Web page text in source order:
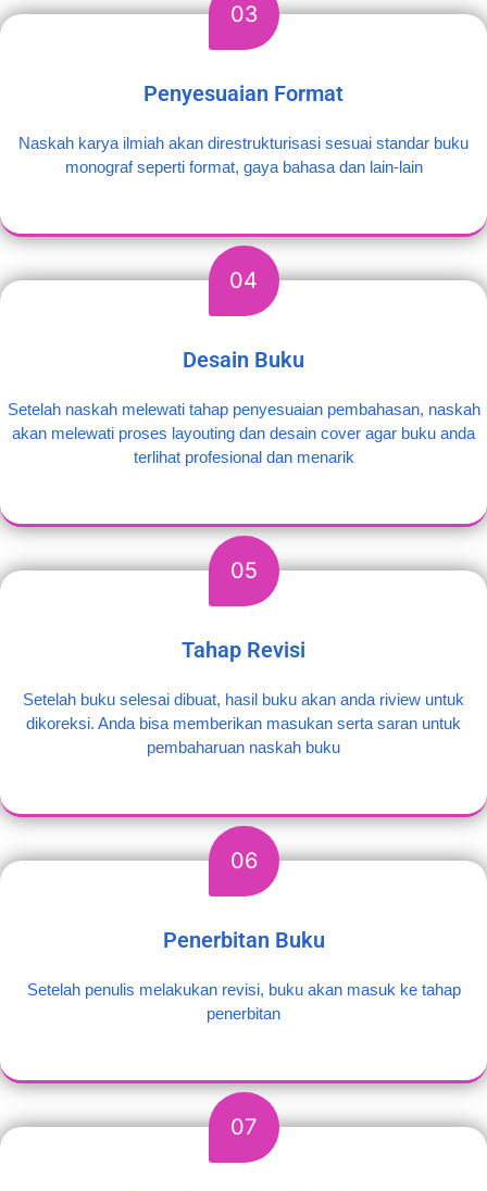
03
Penyesuaian Format
Naskah karya ilmiah akan direstrukturisasi sesuai standar buku
monograf seperti format, gaya bahasa dan lain-lain
04
Desain Buku
Setelah naskah melewati tahap penyesuaian pembahasan, naskah
akan melewati proses layouting dan desain cover agar buku anda
terlihat profesional dan menarik
05
Tahap Revisi
Setelah buku selesai dibuat, hasil buku akan anda riview untuk
dikoreksi. Anda bisa memberikan masukan serta saran untuk
pembaharuan naskah buku
06
Penerbitan Buku
Setelah penulis melakukan revisi, buku akan masuk ke tahap
penerbitan
07